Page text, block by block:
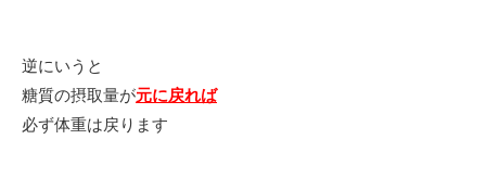
逆にいうと
糖質の摂取量が元に戻れば
必ず体重は戻ります